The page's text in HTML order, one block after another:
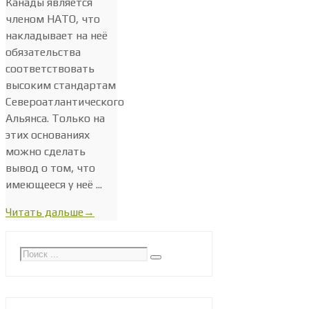
членом НАТО, что
накладывает на неё
обязательства
соответствовать
высоким стандартам
Североатлантического
Альянса. Только на
этих основаниях
можно сделать
вывод о том, что
имеющееся у неё ...
Читать дальше→